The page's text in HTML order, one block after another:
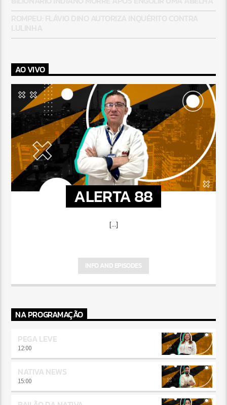
AO VIVO
ALERTA 88
[...]
INFO AND EPISODES
NA PROGRAMAÇÃO
PEGA LEVE
12:00
NATIVA NEWS
15:00